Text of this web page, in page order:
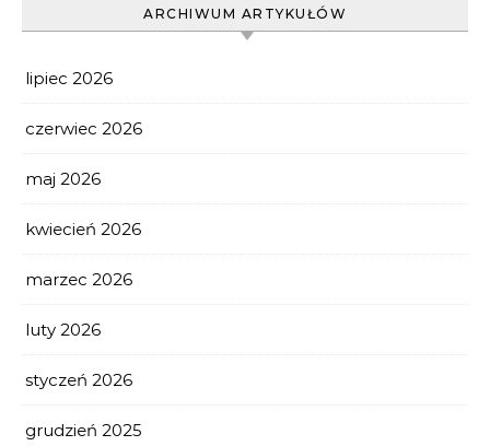
ARCHIWUM ARTYKUŁÓW
lipiec 2026
czerwiec 2026
maj 2026
kwiecień 2026
marzec 2026
luty 2026
styczeń 2026
grudzień 2025